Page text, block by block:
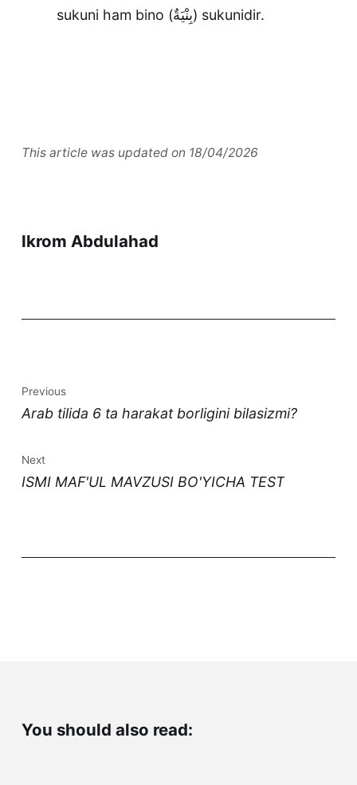
sukuni ham bino (بِنْيَةٌ) sukunidir.
This article was updated on 18/04/2026
Ikrom Abdulahad
Previous
Arab tilida 6 ta harakat borligini bilasizmi?
Next
ISMI MAF'UL MAVZUSI BO'YICHA TEST
You should also read: